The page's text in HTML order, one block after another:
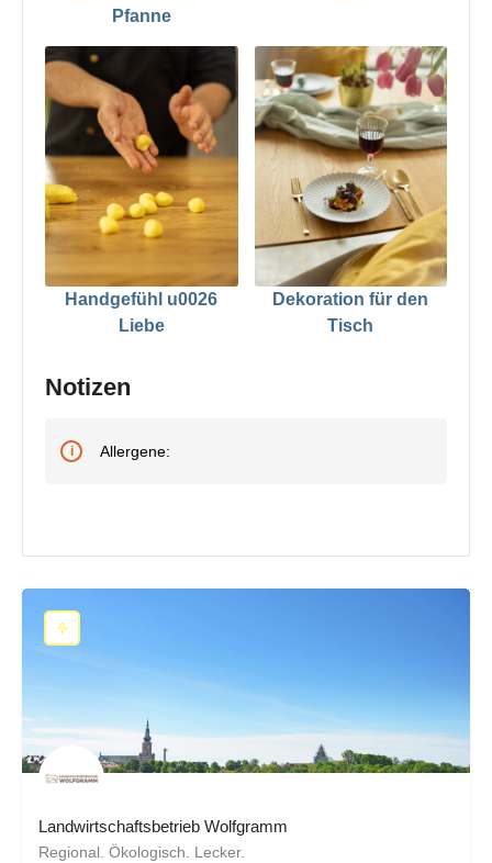
Pfanne
Handgefühl u0026
Liebe
Dekoration für den
Tisch
Notizen
Allergene:
Landwirtschaftsbetrieb Wolfgramm
Regional. Ökologisch. Lecker.